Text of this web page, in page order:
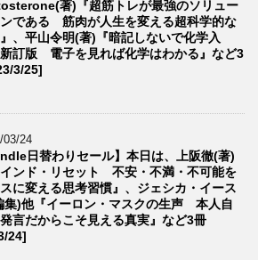
著)『超筋トレが最強のソリュー
である 筋肉が人生を変える超科学的な
、平山令明(著)『暗記しないで化学入
訂版 電子を見れば化学はわかる』など3
3/25]
03/24
日替わりセール】本日は、上阪徹(著)
インド・リセット 不安・不満・不可能を
に変える思考習慣』、ジェシカ・イース
集)他『イーロン・マスクの生声 本人自
言だからこそ見える真実』など3冊
24]